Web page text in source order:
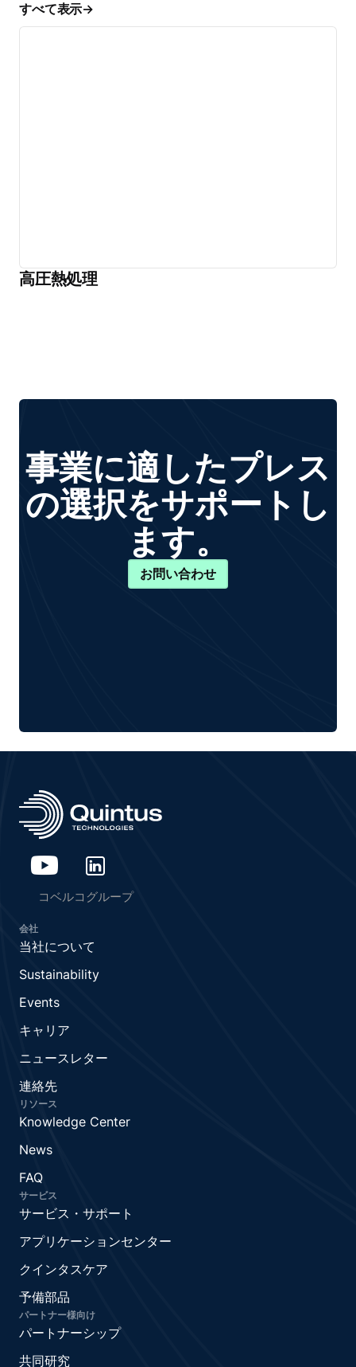
すべて表示
高圧熱処理
事業に適したプレス
の選択をサポートし
ます。
お問い合わせ
コベルコグループ
会社
当社について
Sustainability
Events
キャリア
ニュースレター
連絡先
リソース
Knowledge Center
News
FAQ
サービス
サービス・サポート
アプリケーションセンター
クインタスケア
予備部品
パートナー様向け
パートナーシップ
共同研究